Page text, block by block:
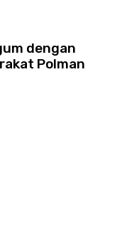
dengan
Polman